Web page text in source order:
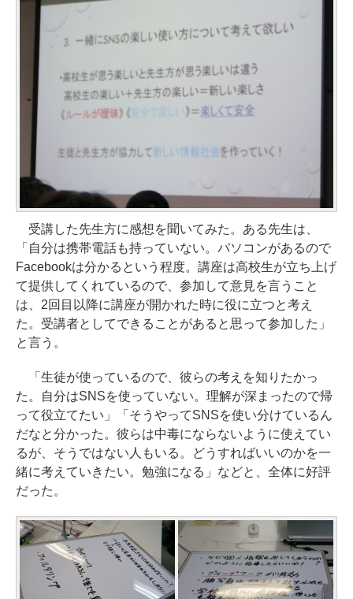
受講した先生方に感想を聞いてみた。ある先生は、
「自分は携帯電話も持っていない。パソコンがあるので
Facebookは分かるという程度。講座は高校生が立ち上げ
て提供してくれているので、参加して意見を言うこと
は、2回目以降に講座が開かれた時に役に立つと考え
た。受講者としてできることがあると思って参加した」
と言う。
「生徒が使っているので、彼らの考えを知りたかっ
た。自分はSNSを使っていない。理解が深まったので帰
って役立てたい」「そうやってSNSを使い分けているん
だなと分かった。彼らは中毒にならないように使えてい
るが、そうではない人もいる。どうすればいいのかを一
緒に考えていきたい。勉強になる」などと、全体に好評
だった。